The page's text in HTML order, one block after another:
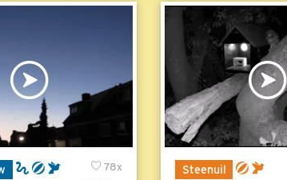
78x
Steenuil